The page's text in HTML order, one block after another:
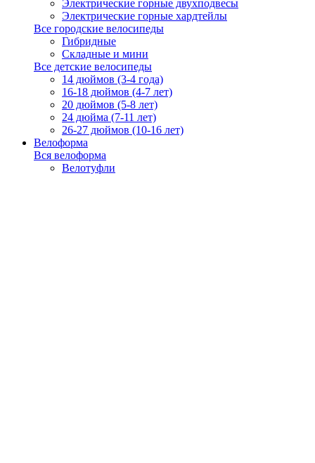
Электрические горные двухподвесы
Электрические горные хардтейлы
Все городские велосипеды
Гибридные
Складные и мини
Все детские велосипеды
14 дюймов (3-4 года)
16-18 дюймов (4-7 лет)
20 дюймов (5-8 лет)
24 дюйма (7-11 лет)
26-27 дюймов (10-16 лет)
Велоформа
Вся велоформа
Велотуфли